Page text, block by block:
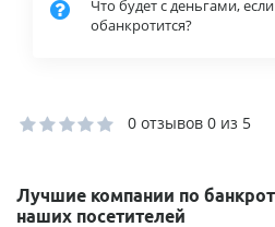
Что будет с деньгами,
обанкротится?
0 отзывов 0 из 5
Лучшие компании по
наших посетителей